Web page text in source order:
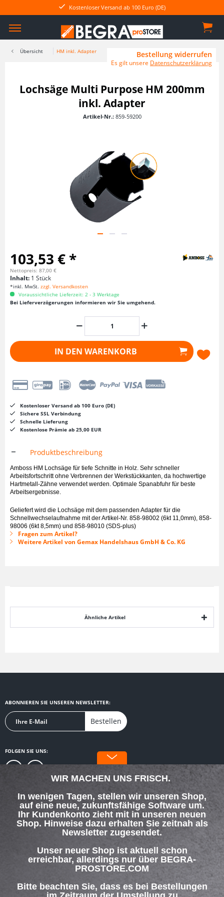
Kostenloser Versand ab 100 Euro (DE)
Übersicht HM inkl. Adapter
Lochsäge Multi Purpose HM 200mm
inkl. Adapter
Artikel-Nr.: 859-59200
103,53 € *
Nettopreis: 87,00 €
Inhalt: 1 Stück
*inkl. MwSt. zzgl. Versandkosten
Voraussichtliche Lieferzeit: 2 - 3 Werktage
Bei Lieferverzögerungen informieren wir Sie umgehend.
IN DEN WARENKORB
Kostenloser Versand ab 100 Euro (DE)
Sichere SSL Verbindung
Schnelle Lieferung
Kostenlose Prämie ab 25,00 EUR
Produktbeschreibung
Amboss HM Lochsäge für tiefe Schnitte in Holz. Sehr schneller
Arbeitsfortschritt ohne Verbrennen der Werkstückkanten, da hochwertige
Hartmetall-Zähne verwendet werden. Optimale Spanabfuhr für beste
Arbeitsergebnisse.
Geliefert wird die Lochsäge mit dem passenden Adapter für die
Schnellwechselaufnahme mit der Artikel-Nr. 858-98002 (6kt 11,0mm), 858-
98006 (6kt 8,5mm) und 858-98010 (SDS-plus)
Fragen zum Artikel?
Weitere Artikel von Gemax Handelshaus GmbH & Co. KG
Ähnliche Artikel
ABONNIEREN SIE UNSEREN NEWSLETTER:
Bestellen
FOLGEN SIE UNS:
WIR MACHEN UNS FRISCH.
In wenigen Tagen, stellen wir unseren Shop,
auf eine neue, zukunftsfähige Software um.
Ihr Kundenkonto zieht mit in unseren neuen
Shop. Hinweise dazu erhalten Sie zeitnah als
Newsletter zugesendet.
Unser neuer Shop ist aktuell schon
erreichbar, allerdings nur über BEGRA-
PROSTORE.COM
Bitte beachten Sie, dass es bei Bestellungen
SERVICE HOTLINE
INFORMATIONEN
Bestellung widerrufen
Es gilt unsere Datenschutzerklärung